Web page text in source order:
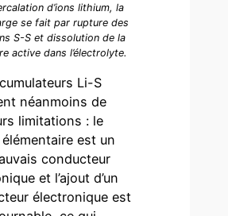
d’ions lithium, la
se fait par rupture des
S-S et dissolution de la
active dans l’électrolyte.
Li-S
néanmoins de
limitations : le
est un
conducteur
et l’ajout d’un
électronique est